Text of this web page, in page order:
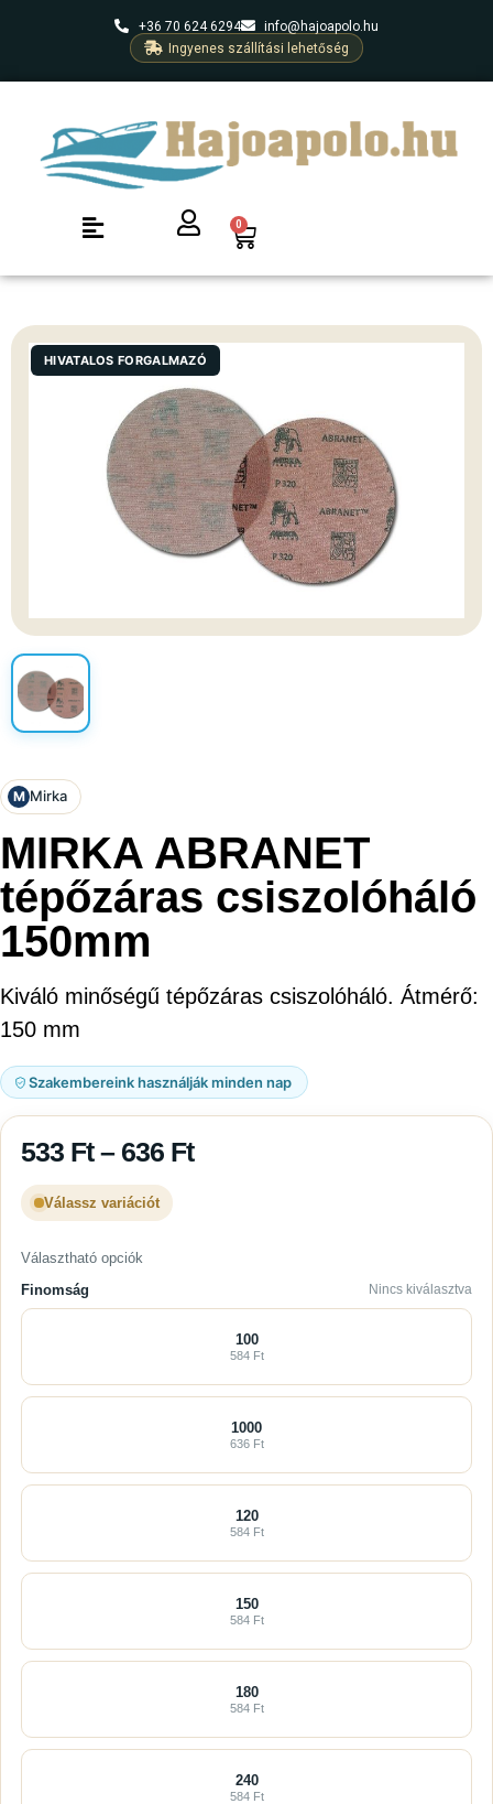
+36 70 624 6294
info@hajoapolo.hu
Ingyenes szállítási lehetőség
0
HIVATALOS FORGALMAZÓ
M Mirka
MIRKA ABRANET
tépőzáras csiszolóháló
150mm
Kiváló minőségű tépőzáras csiszolóháló. Átmérő:
150 mm
Szakembereink használják minden nap
533 Ft – 636 Ft
Válassz variációt
Választható opciók
Finomság
Nincs kiválasztva
100
584 Ft
1000
636 Ft
120
584 Ft
150
584 Ft
180
584 Ft
240
584 Ft